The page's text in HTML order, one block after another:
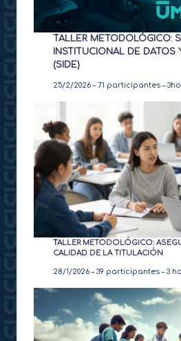
TALLER METODOLÓGICO:
INSTITUCIONAL DE DATOS
(SIDE)
25/2/2026 – 71 participantes –
TALLER METODOLÓGICO:
CALIDAD DE LA TITULACIÓN
28/1/2026 – 39 participantes – 3